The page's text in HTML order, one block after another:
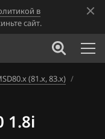
в
сайт.
(81.x, 83.x) /
1.8i